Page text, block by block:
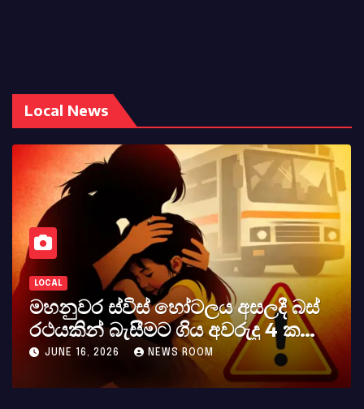
Local News
කර්නල් අශෝක අලස් මහතාගේ
අභාවය අප රටට සිදුවූ විශාල පාඩුවකි
MAY 23, 2026 NEWS ROOM